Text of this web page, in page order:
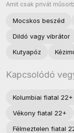
Amit csak privát
Mocskos beszéd
Dildó vagy vibrátor
Kutyapóz
Kapcsolódó
Kolumbiai fiatal 22+
Vékony fiatal 22+
Félmeztelen fiatal